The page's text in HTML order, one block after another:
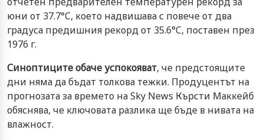
юни от 37.7°C, което надвишава с повече от два
градуса предишния рекорд от 35.6°C, поставен през
1976 г.
Синоптиците обаче успокояват, че предстоящите
дни няма да бъдат толкова тежки. Продуцентът на
прогнозата за времето на Sky News Кърсти Маккейб
обяснява, че ключовата разлика ще бъде в нивата на
влажност.